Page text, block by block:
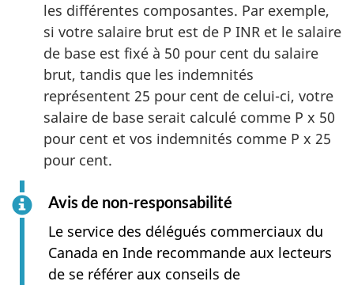
les différentes composantes. Par exemple,
si votre salaire brut est de P INR et le salaire
de base est fixé à 50 pour cent du salaire
brut, tandis que les indemnités
représentent 25 pour cent de celui-ci, votre
salaire de base serait calculé comme P x 50
pour cent et vos indemnités comme P x 25
pour cent.
Avis de non-responsabilité
Le service des délégués commerciaux du
Canada en Inde recommande aux lecteurs
de se référer aux conseils de